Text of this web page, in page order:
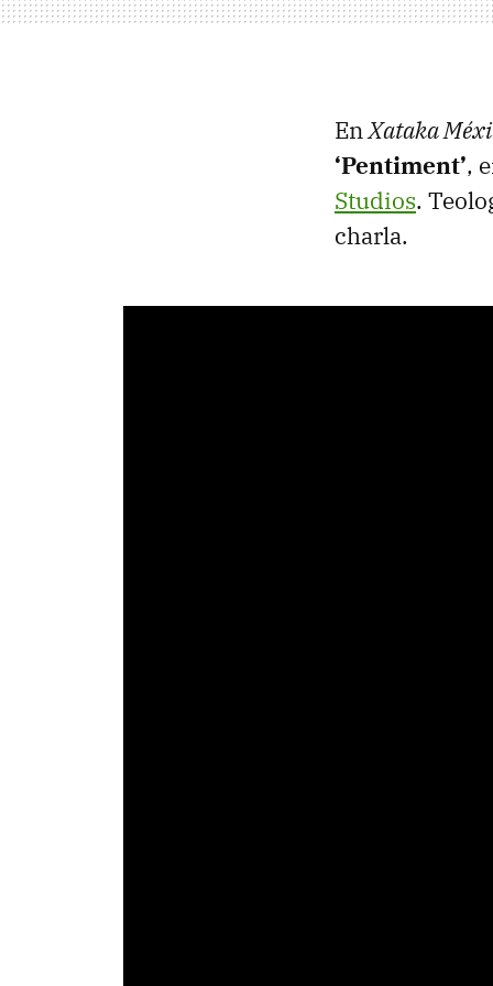
EnXataka
‘Pentiment’,
Studios.
charla.